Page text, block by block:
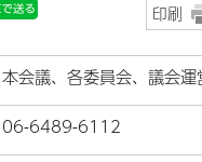
印刷
本会議、各委員会、議会
06-6489-6112